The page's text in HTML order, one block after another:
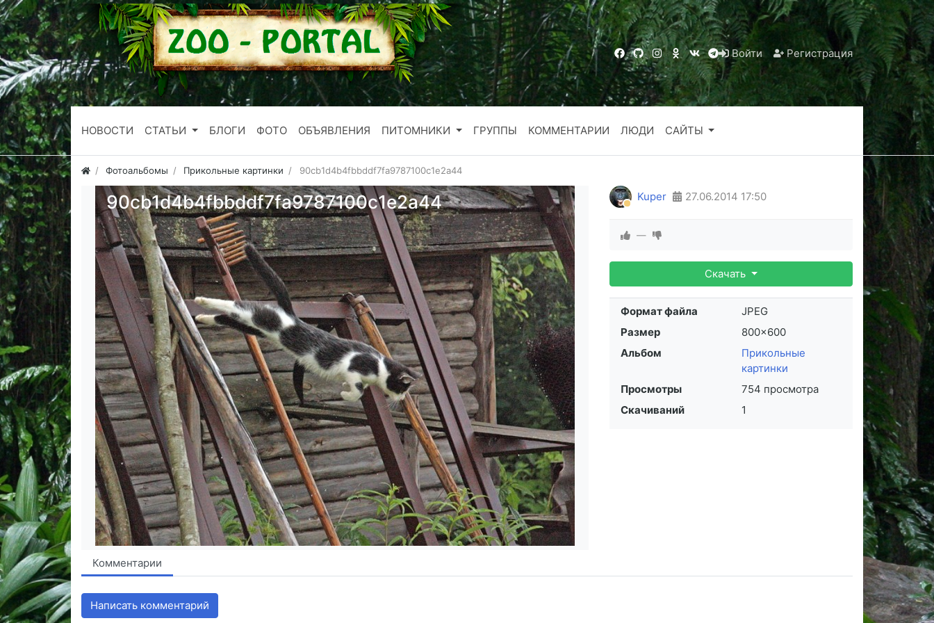
Войти Регистрация
НОВОСТИ СТАТЬИ БЛОГИ ФОТО ОБЪЯВЛЕНИЯ ПИТОМНИКИ ГРУППЫ КОММЕНТАРИИ ЛЮДИ САЙТЫ
Фотоальбомы Прикольные картинки 90cb1d4b4fbbddf7fa9787100c1e2a44
90cb1d4b4fbbddf7fa9787100c1e2a44 Kuper 27.06.2014 17:50
—
Скачать
Формат файла
JPEG
Размер
800×600
Альбом
Прикольные
картинки
Просмотры
754 просмотра
Скачиваний
1
Комментарии
Написать комментарий